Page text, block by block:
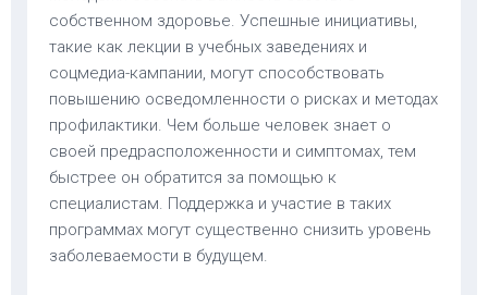
собственном здоровье. Успешные инициативы,
такие как лекции в учебных заведениях и
соцмедиа-кампании, могут способствовать
повышению осведомленности о рисках и методах
профилактики. Чем больше человек знает о
своей предрасположенности и симптомах, тем
быстрее он обратится за помощью к
специалистам. Поддержка и участие в таких
программах могут существенно снизить уровень
заболеваемости в будущем.